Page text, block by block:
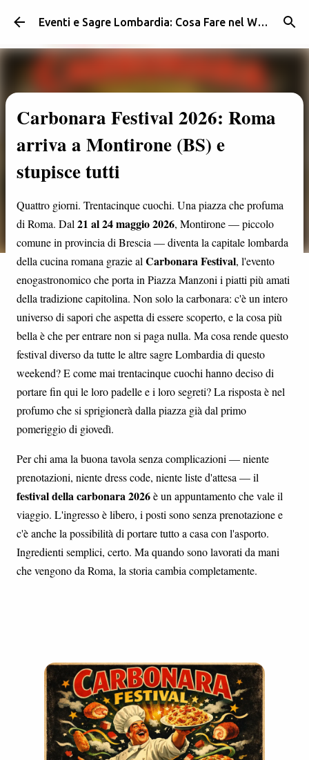
Passa ai contenuti principali Eventi e Sagre Lombardia: Cosa Fare nel Weekend | Weekendidea
Carbonara Festival 2026: Roma
arriva a Montirone (BS) e
stupisce tutti
Quattro giorni. Trentacinque cuochi. Una piazza che profuma
di Roma. Dal 21 al 24 maggio 2026, Montirone — piccolo
comune in provincia di Brescia — diventa la capitale lombarda
della cucina romana grazie al Carbonara Festival, l'evento
enogastronomico che porta in Piazza Manzoni i piatti più amati
della tradizione capitolina. Non solo la carbonara: c'è un intero
universo di sapori che aspetta di essere scoperto, e la cosa più
bella è che per entrare non si paga nulla. Ma cosa rende questo
festival diverso da tutte le altre sagre Lombardia di questo
weekend? E come mai trentacinque cuochi hanno deciso di
portare fin qui le loro padelle e i loro segreti? La risposta è nel
profumo che si sprigionerà dalla piazza già dal primo
pomeriggio di giovedì.
Per chi ama la buona tavola senza complicazioni — niente
prenotazioni, niente dress code, niente liste d'attesa — il
festival della carbonara 2026è un appuntamento che vale il
viaggio. L'ingresso è libero, i posti sono senza prenotazione e
c'è anche la possibilità di portare tutto a casa con l'asporto.
Ingredienti semplici, certo. Ma quando sono lavorati da mani
che vengono da Roma, la storia cambia completamente.